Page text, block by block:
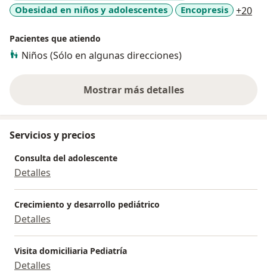
Obesidad en niños y adolescentes
Encopresis +20
Pacientes que atiendo
Niños (Sólo en algunas direcciones)
Mostrar más detalles
sobre la experiencia
Servicios y precios
Consulta del adolescente
Detalles
Crecimiento y desarrollo pediátrico
Detalles
Visita domiciliaria Pediatría
Detalles